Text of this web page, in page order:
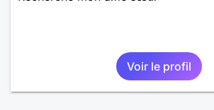
Voir le profil